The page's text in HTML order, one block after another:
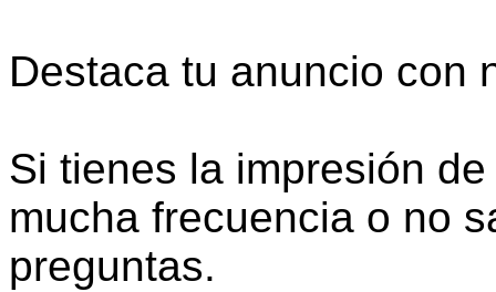
Destaca tu anuncio con
Si tienes la impresión
mucha frecuencia o no
preguntas.